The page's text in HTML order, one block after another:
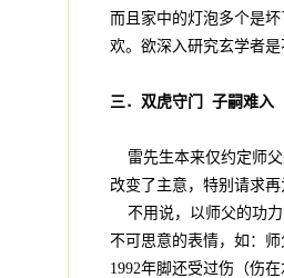
而且家中的灯泡多个是
欢。欲深入研究玄学者
三．双虎守门 子嗣难入
雷先生本来仅约定师父
改变了主意，特别请求
不用说，以师父的功力
不可思意的表情，如：
1992年脚还受过伤（伤